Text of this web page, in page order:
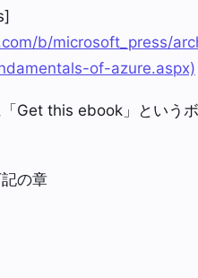
b/microsoft_press/
of-azure.aspx)
Get this ebook」という
の章